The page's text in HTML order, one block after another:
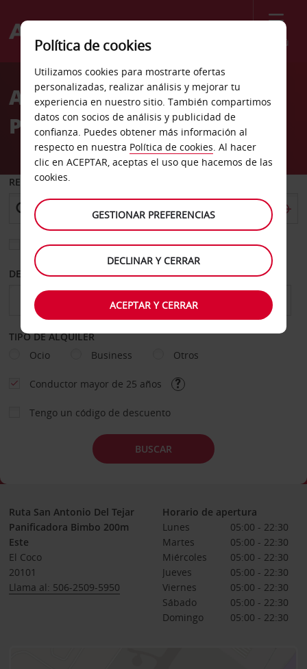
Menú
Welcome
AvisAlquiler de coches Oficina
Principal
RECOGER EN
Elegir otra oficina de devolución
DESDE HASTA
TIPO DE ALQUILER
Ocio
Business Otros
Conductor mayor de 25 años
Tengo un código de descuento
BUSCAR
Ruta San Antonio Del Tejar
Panificadora Bimbo 200m
Este
El Coco
20101
Llama al: 506-2509-5950
Horario de apertura
Lunes
05:00 - 22:30
Martes
05:00 - 22:30
Miércoles
05:00 - 22:30
Jueves
05:00 - 22:30
Viernes
05:00 - 22:30
Sábado
05:00 - 22:30
Domingo
05:00 - 22:30
Política de cookies
Utilizamos cookies para mostrarte ofertas
personalizadas, realizar análisis y mejorar tu
experiencia en nuestro sitio. También compartimos
datos con socios de análisis y publicidad de
confianza. Puedes obtener más información al
respecto en nuestra Política de cookies. Al hacer
clic en ACEPTAR, aceptas el uso que hacemos de las
cookies.
GESTIONAR PREFERENCIAS
DECLINAR Y CERRAR
ACEPTAR Y CERRAR